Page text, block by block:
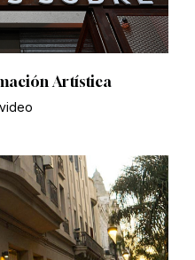
Artística